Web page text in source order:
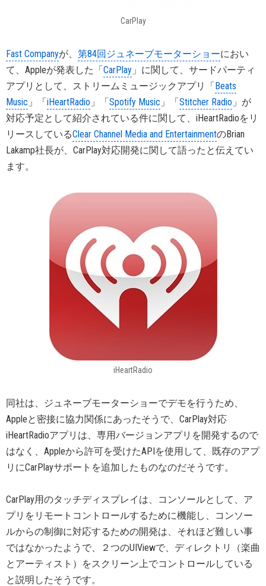
CarPlay
Fast Companyが、 第84回ジュネーブモーターショーにおい
て、Appleが発表した「CarPlay 」に関して、サードパーティ
アプリとして、ストリームミュージックアプリ「Beats
Music 」「iHeartRadio 」「Spotify Music 」「Stitcher Radio 」が
対応予定として紹介されている件に関して、iHeartRadioをリ
リースしているClear Channel Media and EntertainmentのBrian
Lakamp社長が、CarPlay対応開発に関して語ったと伝えてい
ます。
iHeartRadio
同社は、ジュネーブモーターショーでデモを行うため、
Appleと密接に協力関係にあったそうで、CarPlay対応
iHeartRadioアプリは、専用バージョンアプリを開発するので
はなく、Appleから許可を受けたAPIを使用して、既存のアプ
リにCarPlayサポートを追加したものなのだそうです。
CarPlay用のタッチディスプレイは、コンソールとして、ア
プリをリモートコントロールするために機能し、コンソー
ルからの制御に対応するための開発は、それほど難しい事
ではなかったようで、２つのUIViewで、ディレクトリ（楽曲
とアーティスト）をスクリーン上でコントロールしている
と説明したそうです。